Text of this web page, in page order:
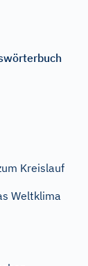
Kreislauf
Weltklima